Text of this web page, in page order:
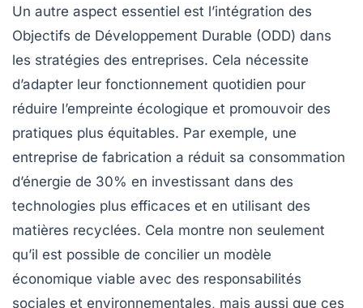
Un autre aspect essentiel est l’intégration des
Objectifs de Développement Durable (ODD) dans
les stratégies des entreprises. Cela nécessite
d’adapter leur fonctionnement quotidien pour
réduire l’empreinte écologique et promouvoir des
pratiques plus équitables. Par exemple, une
entreprise de fabrication a réduit sa consommation
d’énergie de 30% en investissant dans des
technologies plus efficaces et en utilisant des
matières recyclées. Cela montre non seulement
qu’il est possible de concilier un modèle
économique viable avec des responsabilités
sociales et environnementales, mais aussi que ces